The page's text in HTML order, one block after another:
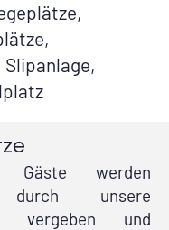
werden
durch unsere
vergeben und